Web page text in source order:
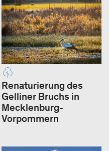
Renaturierung des
Gelliner Bruchs in
Mecklenburg-
Vorpommern